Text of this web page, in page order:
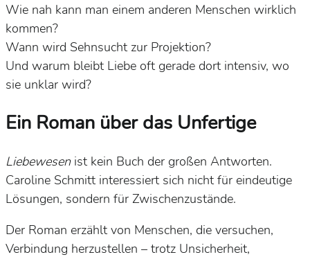
Wie nah kann man einem anderen Menschen wirklich
kommen?
Wann wird Sehnsucht zur Projektion?
Und warum bleibt Liebe oft gerade dort intensiv, wo
sie unklar wird?
Ein Roman über das Unfertige
Liebewesenist kein Buch der großen Antworten.
Caroline Schmitt interessiert sich nicht für eindeutige
Lösungen, sondern für Zwischenzustände.
Der Roman erzählt von Menschen, die versuchen,
Verbindung herzustellen – trotz Unsicherheit,